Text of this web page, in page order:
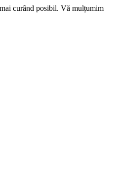
curând posibil. Vă mulțumim